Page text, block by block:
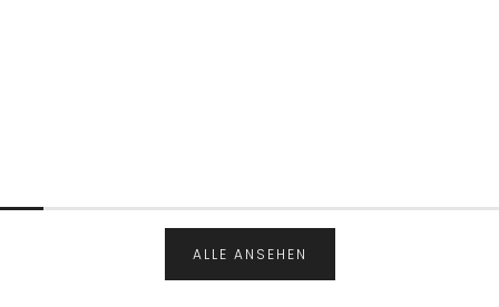
ALLE ANSEHEN